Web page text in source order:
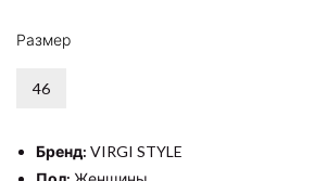
Размер
46
Бренд: VIRGI STYLE